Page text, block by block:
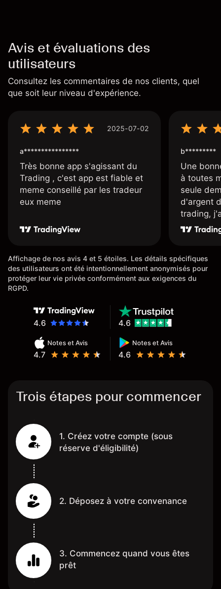
Avis et évaluations des
utilisateurs
Consultez les commentaires de nos clients, quel
que soit leur niveau d'expérience.
2025-07-02
a****************
Très bonne app s'agissant du
Trading , c'est app est fiable et
meme conseillé par les tradeur
eux meme
b*********
Une
à toutes
seule
d'argent
trading,
une carte
Affichage de nos avis 4 et 5 étoiles. Les détails spécifiques
des utilisateurs ont été intentionnellement anonymisés pour
protéger leur vie privée conformément aux exigences du
RGPD.
4.6
Notes et Avis
4.7
Notes et Avis
4.6
4.6
Trois étapes pour commencer
1. Créez votre compte (sous
réserve d'éligibilité)
2. Déposez à votre convenance
3. Commencez quand vous êtes
prêt